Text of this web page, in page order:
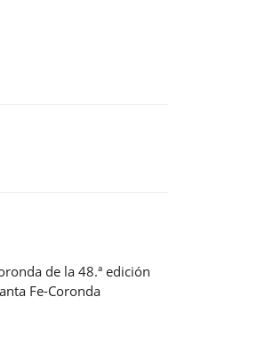
de la 48.ª edición
Fe-Coronda